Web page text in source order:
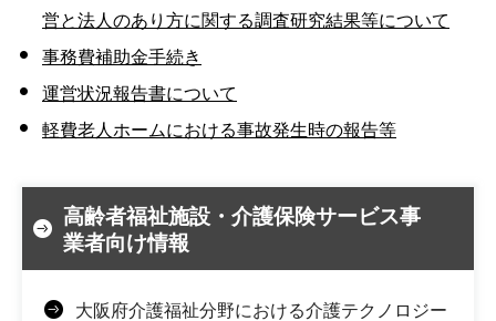
営と法人のあり方に関する調査研究結果等について
事務費補助金手続き
運営状況報告書について
軽費老人ホームにおける事故発生時の報告等
高齢者福祉施設・介護保険サービス事
業者向け情報
大阪府介護福祉分野における介護テクノロジー